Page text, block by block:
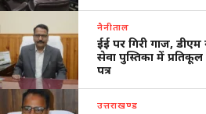
नैनीताल
ईई पर गिरी गाज, डीएम
सेवा पुस्तिका में प्रतिकूल
पत्र
उत्तराखण्ड